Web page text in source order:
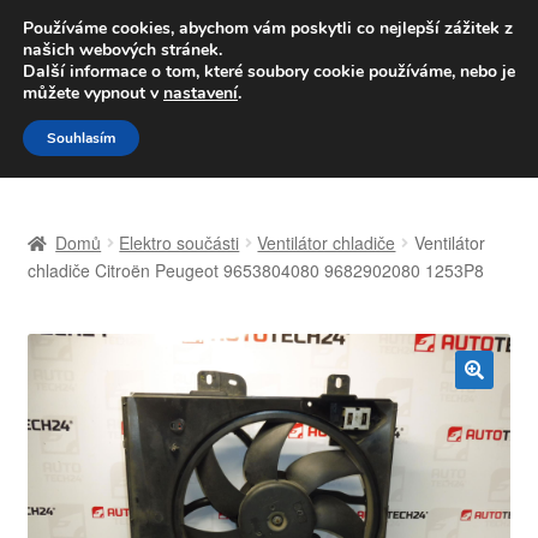
DOPRAVA od 139,-Kč
Volejte po-pá 9-16 704 494 494
Přeskočit
na
navigaci
Přejít
k
obsahu
Celosvětová doprava
Košík
Můj účet
Domů Elektro součásti Ventilátor chladiče
Ventilátor
chladiče Citroën Peugeot 9653804080 9682902080 1253P8
Používáme cookies, abychom vám poskytli co nejlepší zážitek z
našich webových stránek.
Další informace o tom, které soubory cookie používáme, nebo je
můžete vypnout v nastavení.
Souhlasím